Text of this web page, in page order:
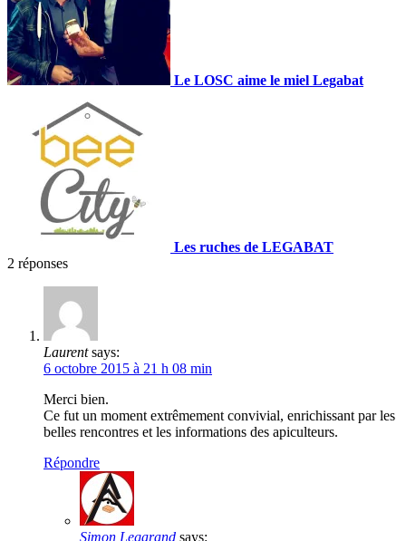
Le LOSC aime le miel Legabat
Les ruches de LEGABAT
2 réponses
Laurent says:
6 octobre 2015 à 21 h 08 min
Merci bien.
Ce fut un moment extrêmement convivial, enrichissant par les
belles rencontres et les informations des apiculteurs.
Répondre
Simon Legarand says: